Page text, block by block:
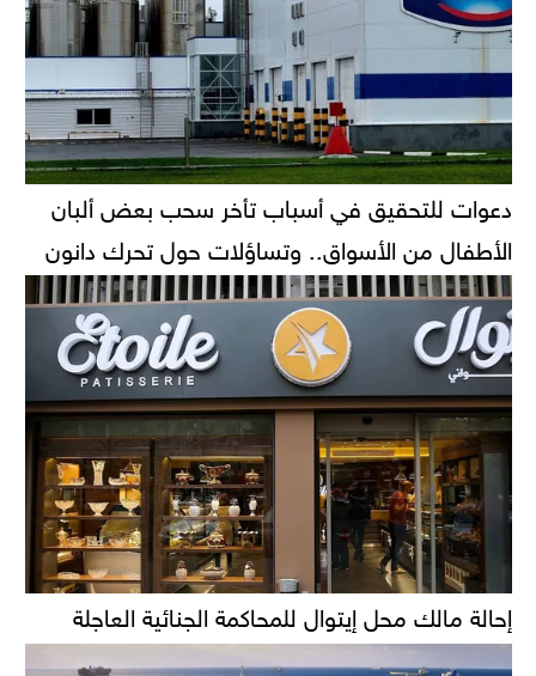
دعوات للتحقيق في أسباب تأخر سحب بعض ألبان
الأطفال من الأسواق.. وتساؤلات حول تحرك دانون
إحالة مالك محل إيتوال للمحاكمة الجنائية العاجلة